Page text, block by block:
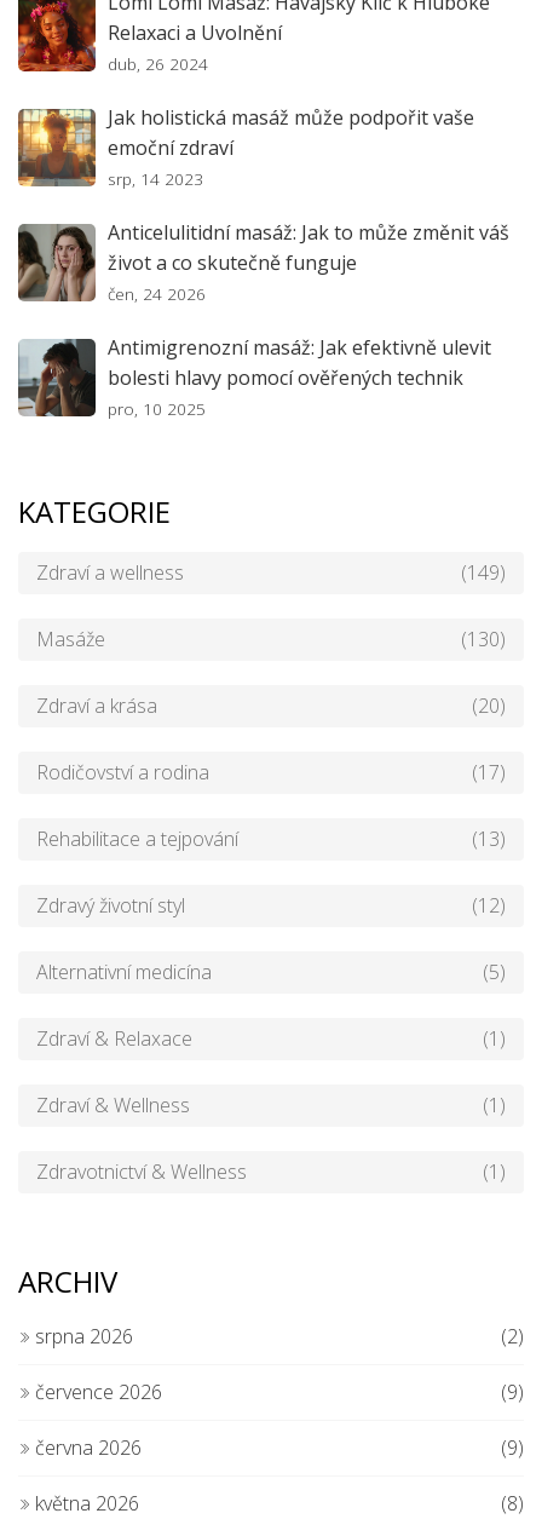
Relaxaci a Uvolnění
dub, 26 2024
Jak holistická masáž může podpořit vaše
emoční zdraví
srp, 14 2023
Anticelulitidní masáž: Jak to může změnit váš
život a co skutečně funguje
čen, 24 2026
Antimigrenozní masáž: Jak efektivně ulevit
bolesti hlavy pomocí ověřených technik
pro, 10 2025
KATEGORIE
Zdraví a wellness (149)
Masáže (130)
Zdraví a krása (20)
Rodičovství a rodina (17)
Rehabilitace a tejpování (13)
Zdravý životní styl (12)
Alternativní medicína (5)
Zdraví & Relaxace (1)
Zdraví & Wellness (1)
Zdravotnictví & Wellness (1)
ARCHIV
srpna 2026 (2)
července 2026 (9)
června 2026 (9)
května 2026 (8)